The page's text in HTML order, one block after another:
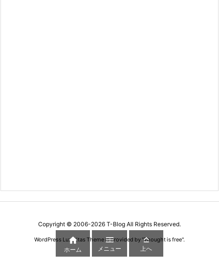
Copyright © 2006-2026 T-Blog All Rights Reserved.
WordPress Luxeritas Theme is provided by "Thought is free".

ホーム

メニュー

上へ